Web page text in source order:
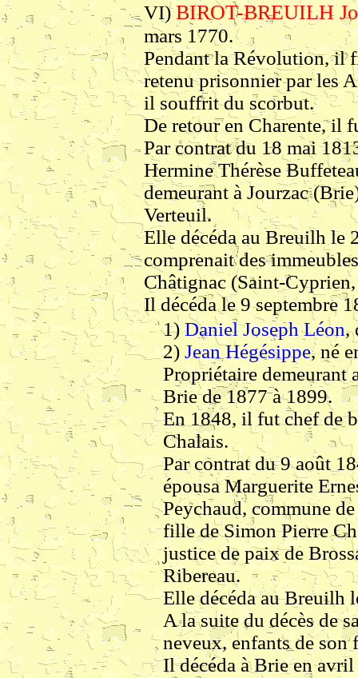
VI)BIROT-BREUILH
mars 1770.
Pendant la Révolution, il
retenu prisonnier par les
il souffrit du scorbut.
De retour en Charente, il
Par contrat du 18 mai
Hermine Thérèse
demeurant à Jourzac
Verteuil.
Elle décéda au Breuilh le
comprenait des
Châtignac (Saint-
Il décéda le 9 septembre
1)Daniel Joseph Léon,
2) Jean Hégésippe, né
Propriétaire
Brie de 1877 à 1899.
En 1848, il fut chef de
Chalais.
Par contrat du 9 août
épousa Marguerite
Peychaud, commune
fille de Simon Pierre
justice de paix de
Ribereau.
Elle décéda au Breuilh
A la suite du décès de
neveux, enfants de son
Il décéda à Brie en